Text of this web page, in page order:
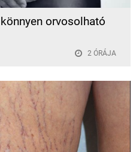
orvosolható
2 ÓRÁJA